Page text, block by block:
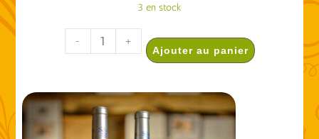
3 en stock
- +
Ajouter au panier